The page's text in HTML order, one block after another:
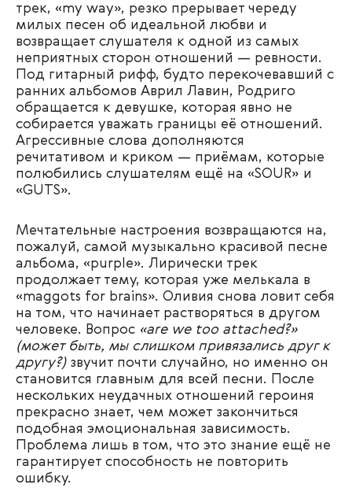
трек, «my way», резко прерывает череду
милых песен об идеальной любви и
возвращает слушателя к одной из самых
неприятных сторон отношений — ревности.
Под гитарный рифф, будто перекочевавший с
ранних альбомов Аврил Лавин, Родриго
обращается к девушке, которая явно не
собирается уважать границы её отношений.
Агрессивные слова дополняются
речитативом и криком — приёмам, которые
полюбились слушателям ещё на «SOUR» и
«GUTS».
Мечтательные настроения возвращаются на,
пожалуй, самой музыкально красивой песне
альбома, «purple». Лирически трек
продолжает тему, которая уже мелькала в
«maggots for brains». Оливия снова ловит себя
на том, что начинает растворяться в другом
человеке. Вопрос «are we too attached?»
(может быть, мы слишком привязались друг к
другу?)звучит почти случайно, но именно он
становится главным для всей песни. После
нескольких неудачных отношений героиня
прекрасно знает, чем может закончиться
подобная эмоциональная зависимость.
Проблема лишь в том, что это знание ещё не
гарантирует способность не повторить
ошибку.